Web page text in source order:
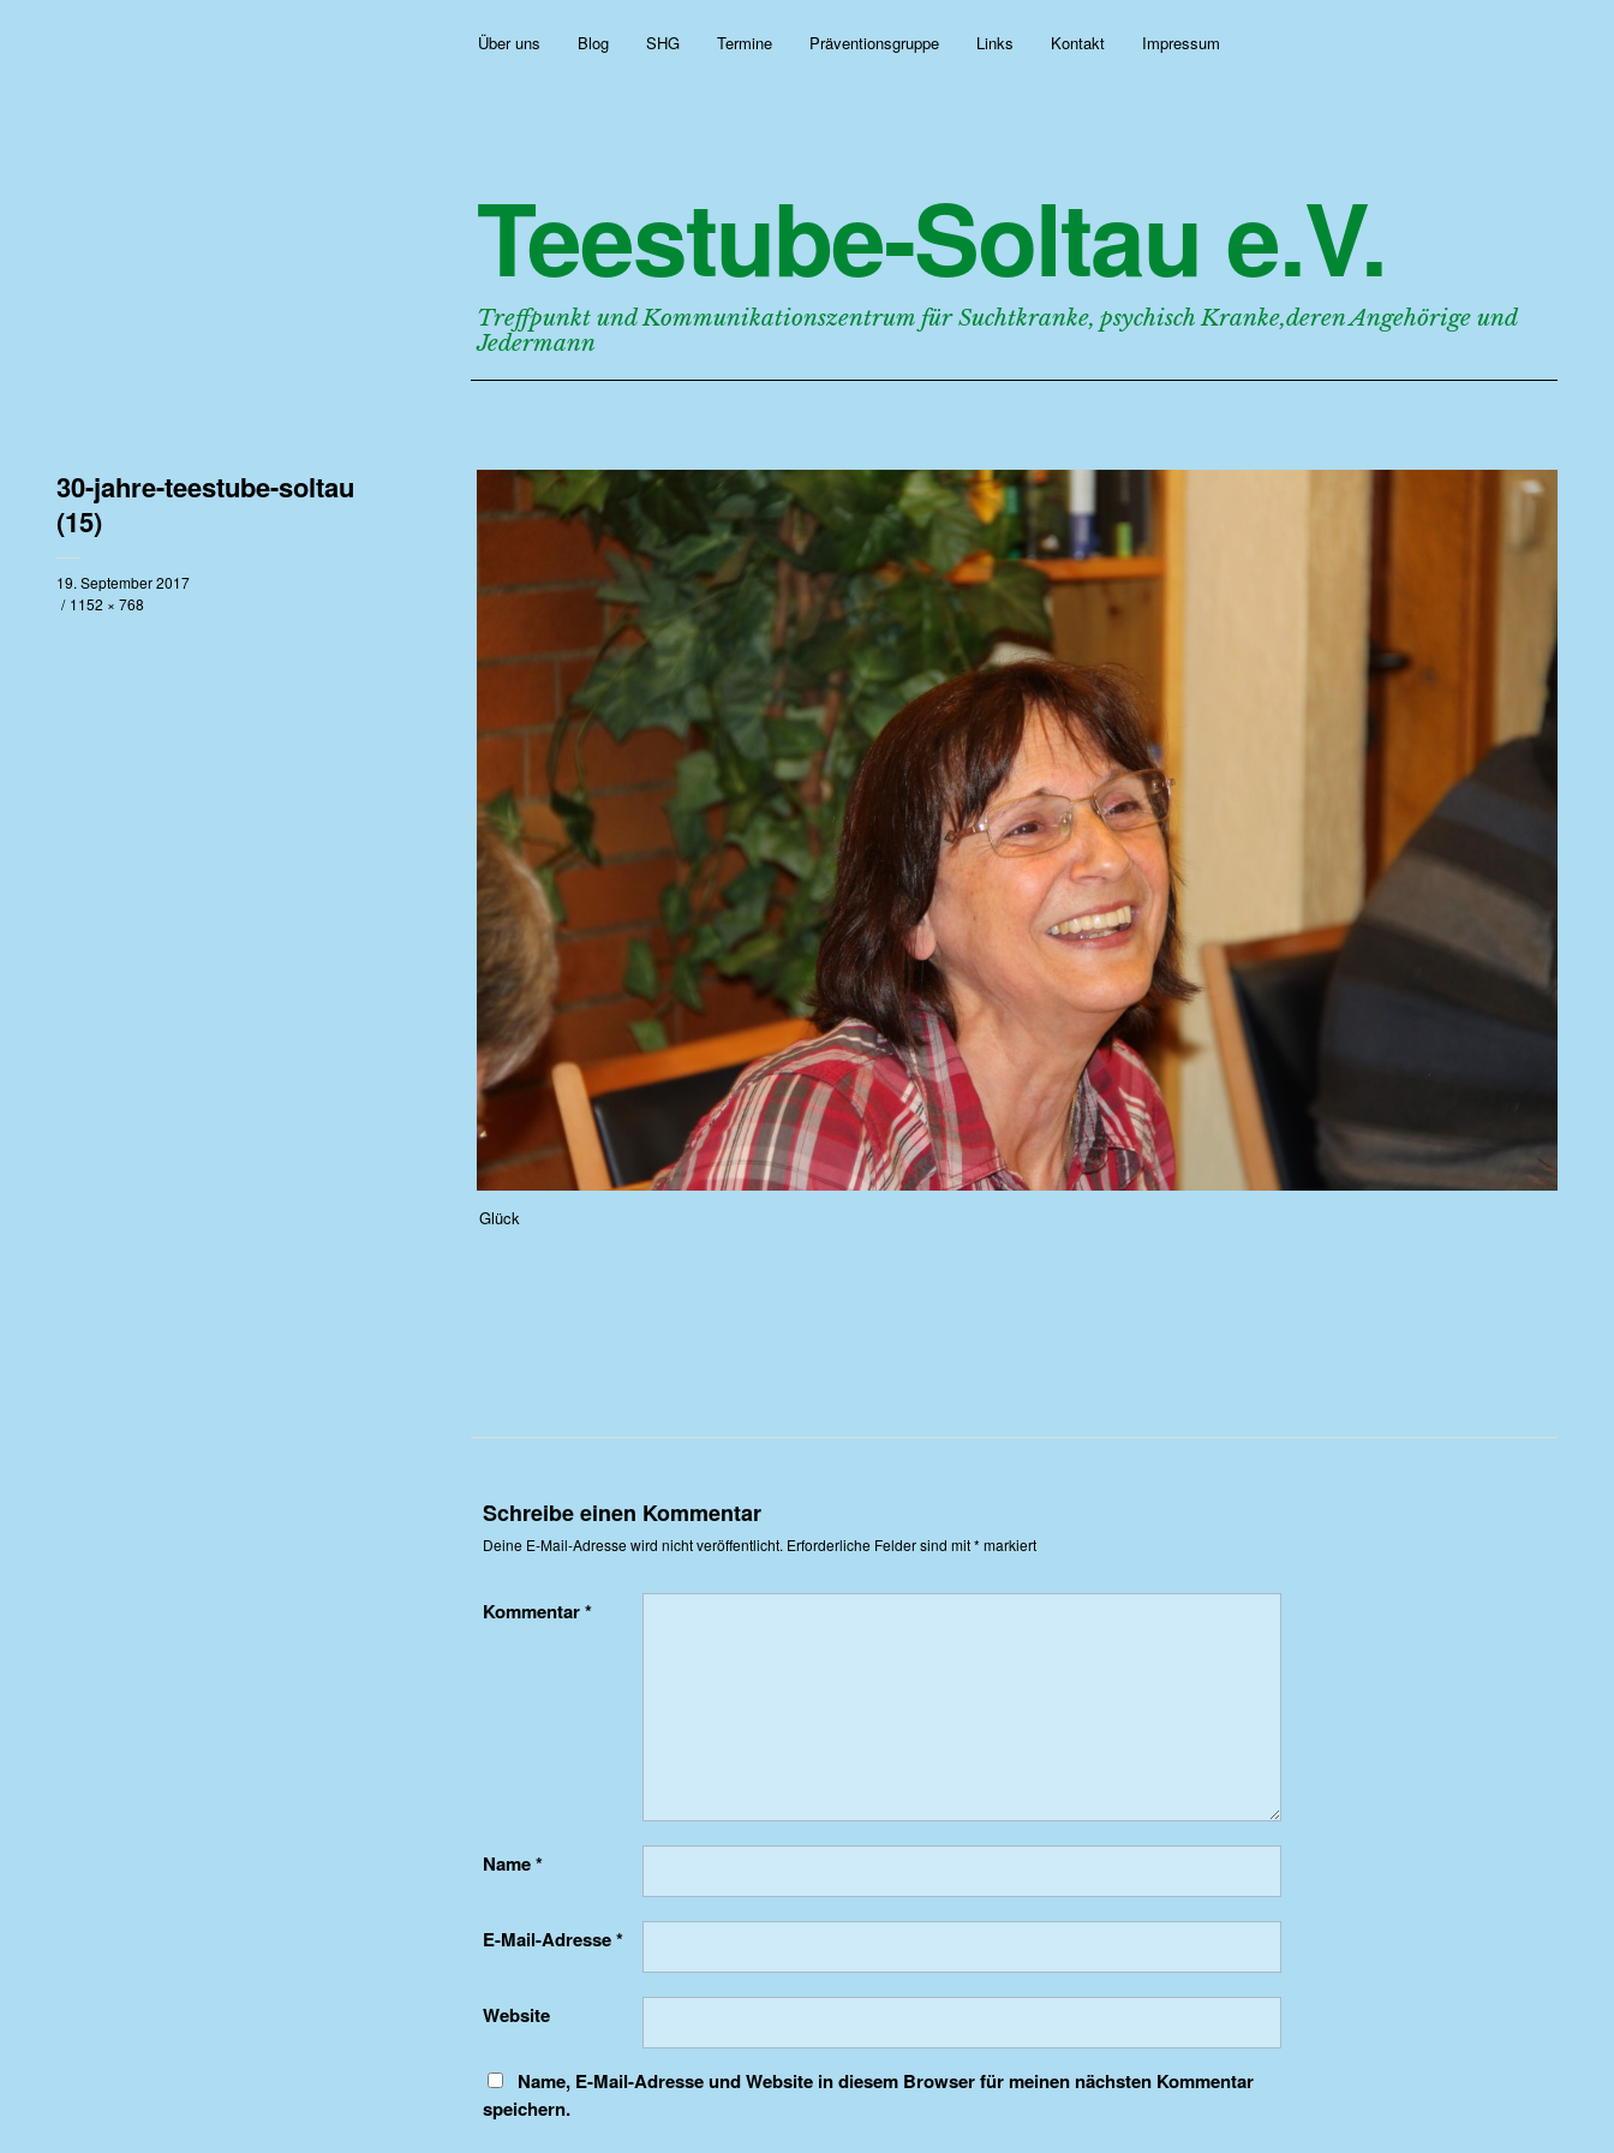
Über uns Blog SHG Termine Präventionsgruppe Links Kontakt Impressum
Teestube-Soltau e.V.
Treffpunkt und Kommunikationszentrum für Suchtkranke, psychisch Kranke,deren Angehörige und
Jedermann
30-jahre-teestube-soltau
(15)
19. September 2017
1152 × 768
Glück
Schreibe einen Kommentar
Deine E-Mail-Adresse wird nicht veröffentlicht. Erforderliche Felder sind mit* markiert
Kommentar*
Name*
E-Mail-Adresse*
Website
Name, E-Mail-Adresse und Website in diesem Browser für meinen nächsten Kommentar
speichern.